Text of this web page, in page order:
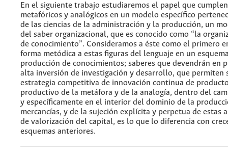
En el siguiente trabajo estudiaremos el papel que
metafóricos y analógicos en un modelo específico
de las ciencias de la administración y la producción, un
del saber organizacional, que es conocido como “la
de conocimiento”. Consideramos a éste como el primero
forma metódica a estas figuras del lenguaje en un
producción de conocimientos; saberes que devendrán en
alta inversión de investigación y desarrollo, que permiten
estrategia competitiva de innovación continua de
productivo de la metáfora y de la analogía, dentro del
y específicamente en el interior del dominio de la
mercancías, y de la sujeción explícita y perpetua de estas
de valorización del capital, es lo que lo diferencia con
esquemas anteriores.